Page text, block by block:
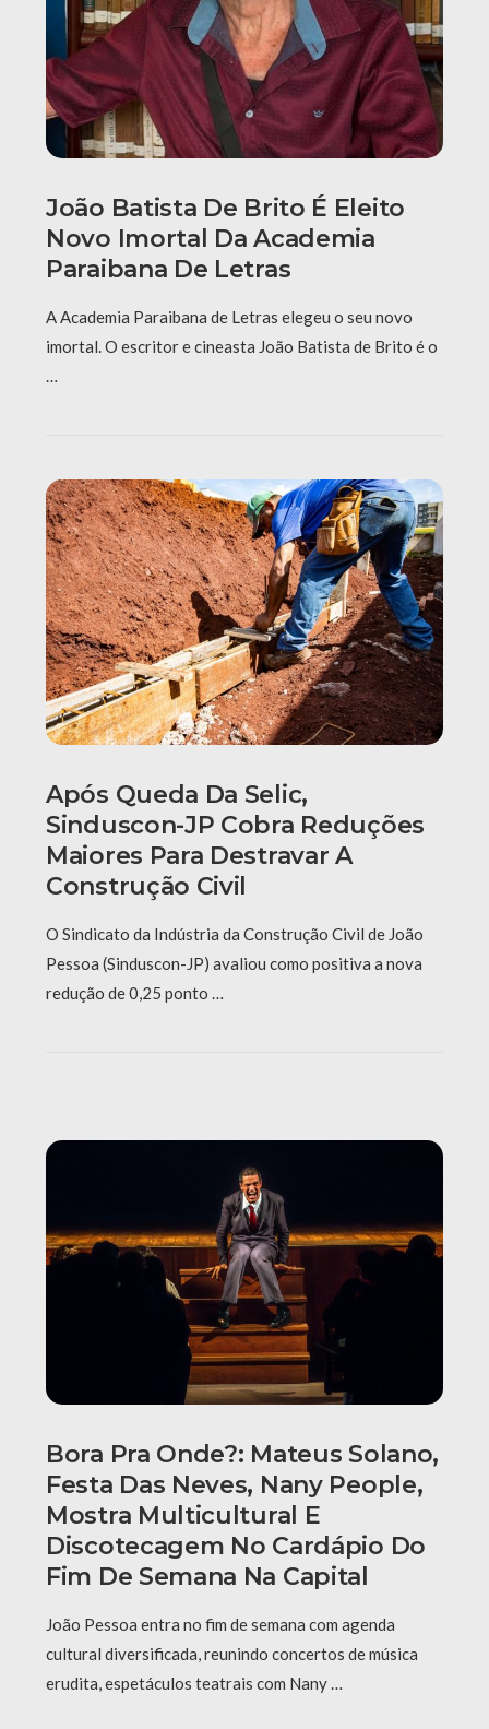
João Batista De Brito É Eleito
Novo Imortal Da Academia
Paraibana De Letras
A Academia Paraibana de Letras elegeu o seu novo
imortal. O escritor e cineasta João Batista de Brito é o
…
Após Queda Da Selic,
Sinduscon-JP Cobra Reduções
Maiores Para Destravar A
Construção Civil
O Sindicato da Indústria da Construção Civil de João
Pessoa (Sinduscon-JP) avaliou como positiva a nova
redução de 0,25 ponto …
Bora Pra Onde?: Mateus Solano,
Festa Das Neves, Nany People,
Mostra Multicultural E
Discotecagem No Cardápio Do
Fim De Semana Na Capital
João Pessoa entra no fim de semana com agenda
cultural diversificada, reunindo concertos de música
erudita, espetáculos teatrais com Nany …